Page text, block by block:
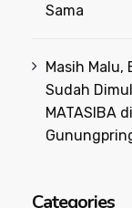
Sama
Masih Malu,
Sudah
MATASIBA
Categories